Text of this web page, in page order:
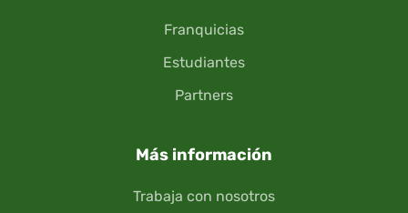
Franquicias
Estudiantes
Partners
Más información
Trabaja con nosotros